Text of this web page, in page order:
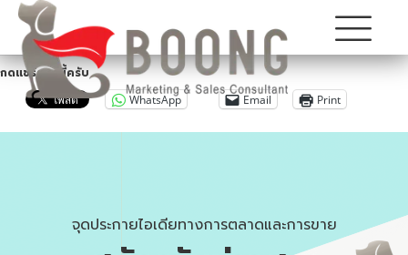
กดแชร์ตรงนี้ครับ
WhatsApp Email Print
จุดประกายไอเดียทางการตลาดและการขาย